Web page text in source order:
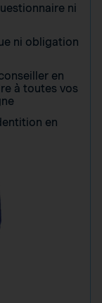
ni
ni obligation
en
à toutes vos
en